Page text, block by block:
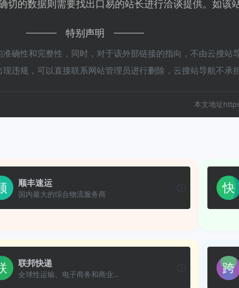
的数据则需要找出口易的站长进行洽谈提供。如该
特别声明
确性和完整性，同时，对于该外部链接的指向，不由云搜
违规，可以直接联系网站管理员进行删除，云搜站导航不承
本文地址
顺丰速运
国内最大的综合物流服务商
联邦快递
全球性运输、电子商务和商业...